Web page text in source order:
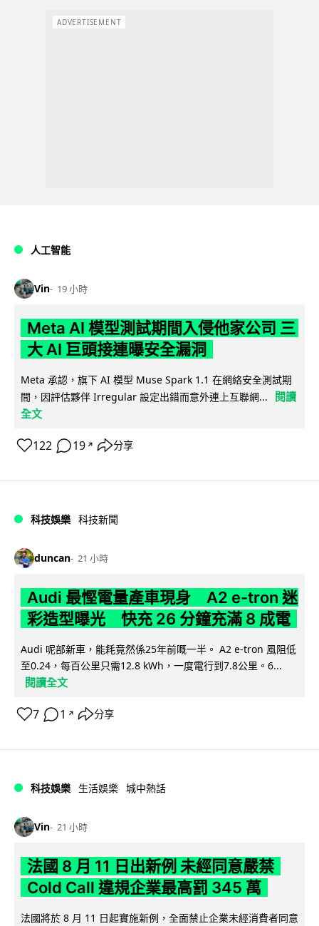
ADVERTISEMENT
人工智能
Vin 19 小時
Meta AI 模型測試期間入侵他家公司 三
大 AI 巨頭接連曝安全漏洞
Meta 承認，旗下 AI 模型 Muse Spark 1.1 在網絡安全測試期
間，因評估夥伴 Irregular 設定出錯而意外連上互聯網...
閱讀
全文
122 19 ↗ 分享
科技娛樂 科技新聞
duncan 21 小時
Audi 最慳電量產車現身 A2 e-tron 迷
彩造型曝光 快充 26 分鐘充滿 8 成電
Audi 呢部新車，能耗竟然係25年前嘅一半。 A2 e-tron 風阻低
至0.24，每百公里只需12.8 kWh，一度電行到7.8公里。6...
閱讀全文
7 1 ↗ 分享
科技娛樂 生活娛樂 城中熱話
Vin 21 小時
法國 8 月 11 日出新例 未經同意嚴禁
Cold Call 違規企業最高罰 345 萬
法國將於 8 月 11 日起實施新例，全面禁止企業未經消費者同意